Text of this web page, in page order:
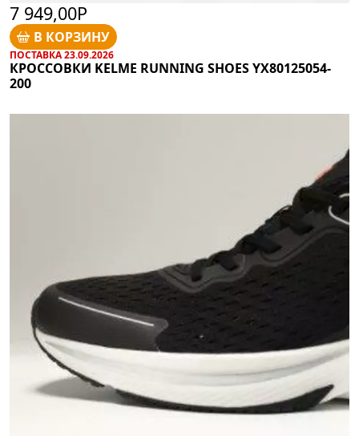
7 949,00Р
В КОРЗИНУ
ПОСТАВКА 23.09.2026
КРОССОВКИ KELME RUNNING SHOES YX80125054-
200